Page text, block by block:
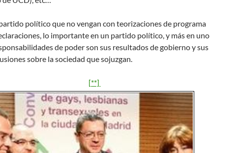
político que no vengan con teorizaciones de programa
lo importante en un partido político, y más en uno
de poder son sus resultados de gobierno y sus
sobre la sociedad que sojuzgan.
[**]